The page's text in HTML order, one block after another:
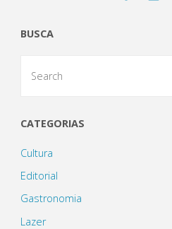
30
BUSCA
CATEGORIAS
Cultura
Editorial
Gastronomia
Lazer